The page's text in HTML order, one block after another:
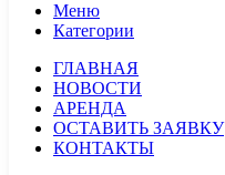
Меню
Категории
ГЛАВНАЯ
НОВОСТИ
АРЕНДА
ОСТАВИТЬ ЗАЯВКУ
КОНТАКТЫ